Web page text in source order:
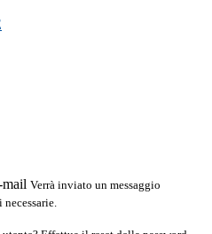
Verrà inviato un messaggio